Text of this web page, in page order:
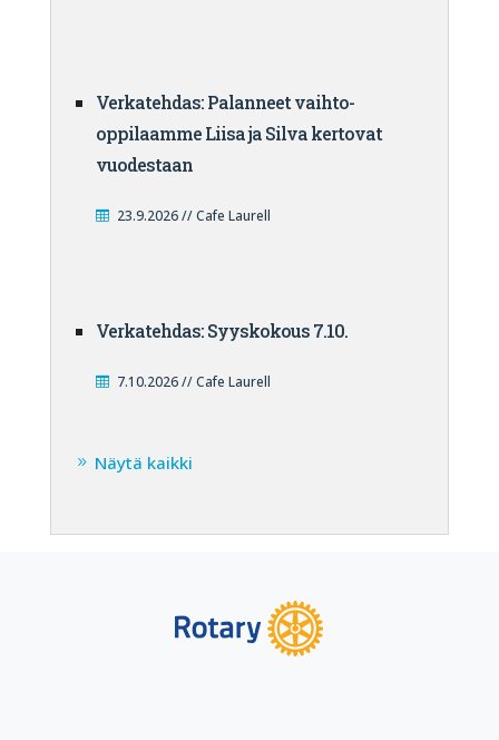
Verkatehdas: Palanneet vaihto-
oppilaamme Liisa ja Silva kertovat
vuodestaan
23.9.2026 // Cafe Laurell
Verkatehdas: Syyskokous 7.10.
7.10.2026 // Cafe Laurell
Näytä kaikki